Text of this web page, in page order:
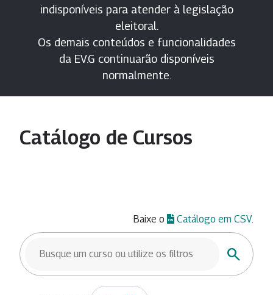
indisponíveis para atender à legislação
eleitoral.
Os demais conteúdos e funcionalidades
da EV.G continuarão disponíveis
normalmente.
Catálogo de Cursos
Baixe o Catálogo em CSV.
BUSCAR CURSOS
Buscar